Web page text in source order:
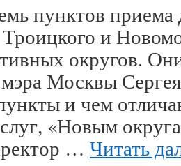
пунктов приема
и
округов.
Москвы
и чем
«Новым
… Читать